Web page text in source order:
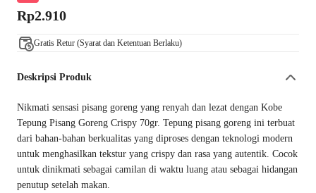
Rp2.910
Gratis Retur (Syarat dan Ketentuan Berlaku)
Deskripsi Produk
Nikmati sensasi pisang goreng yang renyah dan lezat dengan Kobe
Tepung Pisang Goreng Crispy 70gr. Tepung pisang goreng ini terbuat
dari bahan-bahan berkualitas yang diproses dengan teknologi modern
untuk menghasilkan tekstur yang crispy dan rasa yang autentik. Cocok
untuk dinikmati sebagai camilan di waktu luang atau sebagai hidangan
penutup setelah makan.